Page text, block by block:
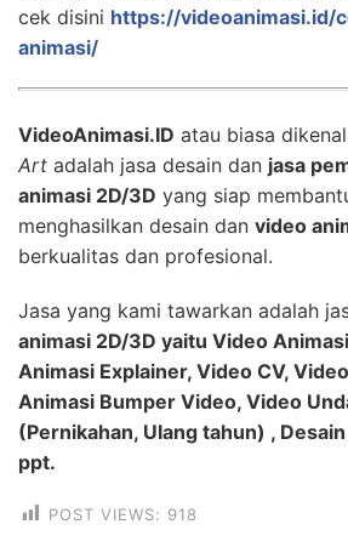
cek disini https://videoanimasi.id/
animasi/
VideoAnimasi.ID atau biasa
Art adalah jasa desain dan jasa
animasi 2D/3D yang siap
menghasilkan desain dan video
berkualitas dan profesional.
Jasa yang kami tawarkan adalah
animasi 2D/3D yaitu Video
Animasi Explainer, Video CV,
Animasi Bumper Video, Video
(Pernikahan, Ulang tahun) ,
ppt.
POST VIEWS: 918